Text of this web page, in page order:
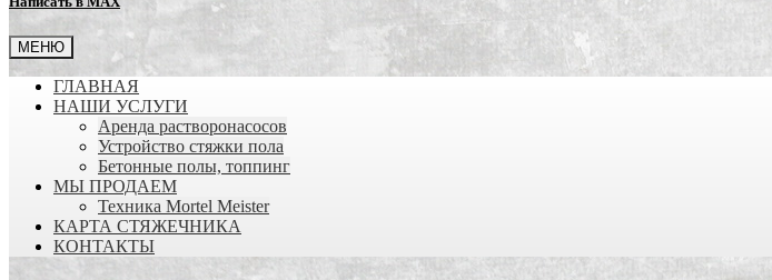
МЕНЮ
ГЛАВНАЯ
НАШИ УСЛУГИ
Аренда растворонасосов
Устройство стяжки пола
Бетонные полы, топпинг
МЫ ПРОДАЕМ
Техника Mortel Meister
КАРТА СТЯЖЕЧНИКА
КОНТАКТЫ